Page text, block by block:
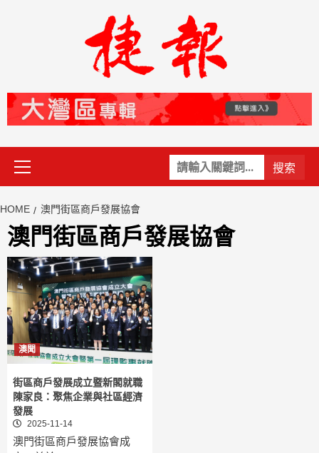
關
鍵
Primary
Menu
HOME 澳門街區商戶發展協會
澳門街區商戶發展協會
澳聞
街區商戶發展成立暨新閣就職
陳家良：聚焦企業與社區經濟
發展
2025-11-14
澳門街區商戶發展協會成